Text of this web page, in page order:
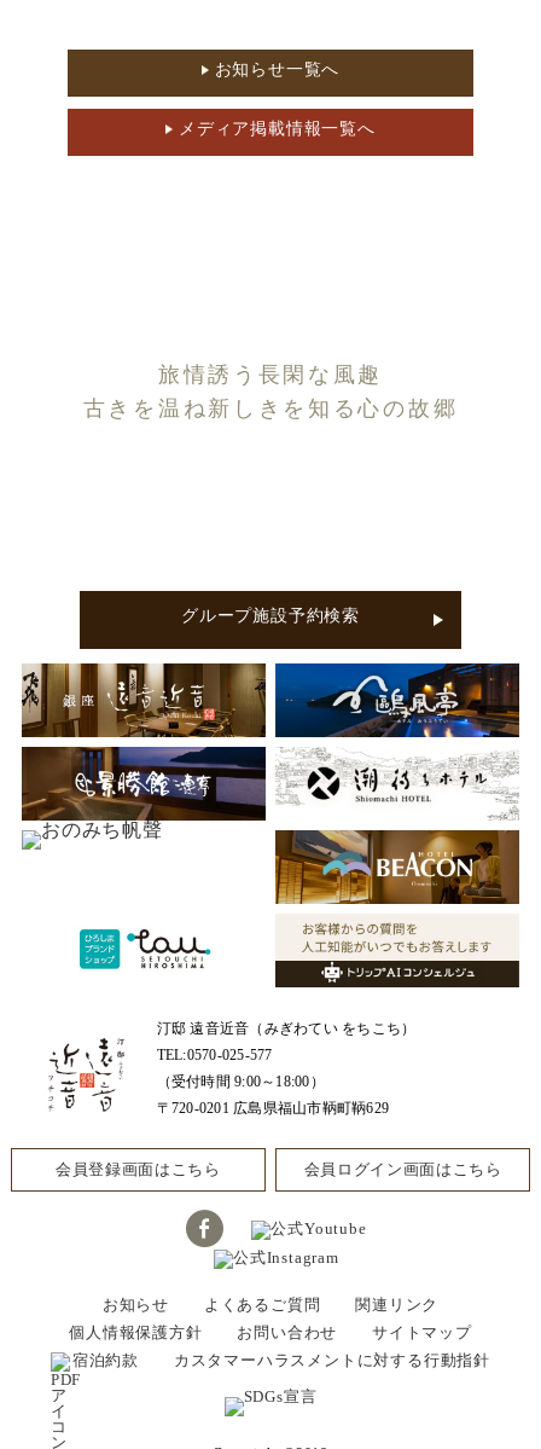
お知らせ一覧へ
メディア掲載情報一覧へ
旅情誘う長閑な風趣
古きを温ね新しきを知る心の故郷
グループ施設予約検索
汀邸 遠音近音（みぎわてい をちこち）
TEL:0570-025-577
（受付時間 9:00～18:00）
〒720-0201 広島県福山市鞆町鞆629
会員登録画面はこちら 会員ログイン画面はこちら
お知らせ よくあるご質問
関連リンク
個人情報保護方針
お問い合わせ
サイトマップ
宿泊約款
カスタマーハラスメントに対する行動指針